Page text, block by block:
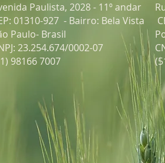
Paulista, 2028 - 11º andar
01310-927 - Bairro: Bela Vista
Paulo- Brasil
23.254.674/0002-07
98166 7007